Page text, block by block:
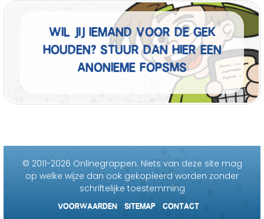
Wil jij iemand voor de gek
houden? Stuur dan hier een
anonieme fopSMS
© 2011-2026 Onlinegrappen. Niets van deze site mag
op welke wijze dan ook gekopieerd worden zonder
schriftelijke toestemming
VOORWAARDEN SITEMAP CONTACT